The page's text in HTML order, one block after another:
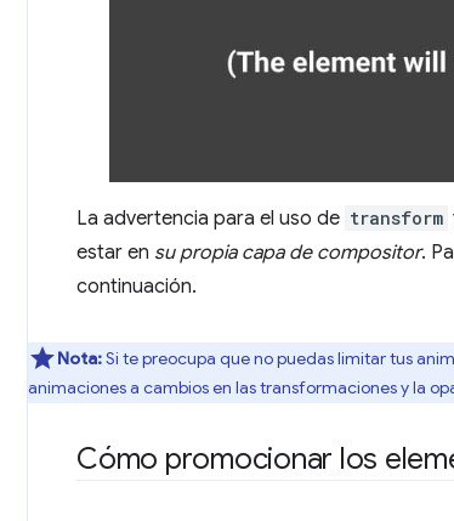
La advertencia para el uso de transform
estar en su propia capa de compositor.
continuación.
Nota:Si te preocupa que no puedas limitar tus
animaciones a cambios en las transformaciones y la
Cómo promocionar los